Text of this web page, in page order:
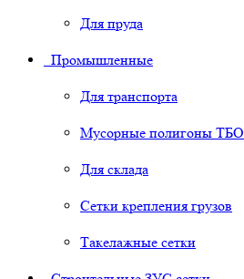
Для пруда
Промышленные
Для транспорта
Мусорные полигоны ТБО
Для склада
Сетки крепления грузов
Такелажные сетки